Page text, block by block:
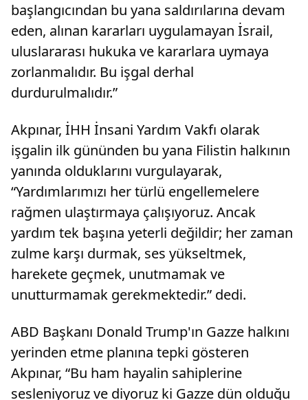
başlangıcından bu yana saldırılarına devam
eden, alınan kararları uygulamayan İsrail,
uluslararası hukuka ve kararlara uymaya
zorlanmalıdır. Bu işgal derhal
durdurulmalıdır.”
Akpınar, İHH İnsani Yardım Vakfı olarak
işgalin ilk gününden bu yana Filistin halkının
yanında olduklarını vurgulayarak,
“Yardımlarımızı her türlü engellemelere
rağmen ulaştırmaya çalışıyoruz. Ancak
yardım tek başına yeterli değildir; her zaman
zulme karşı durmak, ses yükseltmek,
harekete geçmek, unutmamak ve
unutturmamak gerekmektedir.” dedi.
ABD Başkanı Donald Trump'ın Gazze halkını
yerinden etme planına tepki gösteren
Akpınar, “Bu ham hayalin sahiplerine
sesleniyoruz ve diyoruz ki Gazze dün olduğu